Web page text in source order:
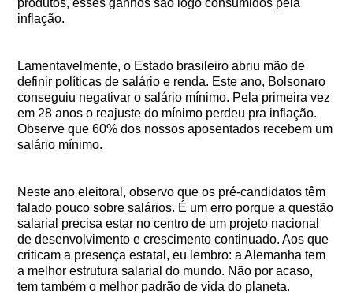
produtos, esses ganhos são logo consumidos pela
inflação.
Lamentavelmente, o Estado brasileiro abriu mão de
definir políticas de salário e renda. Este ano, Bolsonaro
conseguiu negativar o salário mínimo. Pela primeira vez
em 28 anos o reajuste do mínimo perdeu pra inflação.
Observe que 60% dos nossos aposentados recebem um
salário mínimo.
Neste ano eleitoral, observo que os pré-candidatos têm
falado pouco sobre salários. É um erro porque a questão
salarial precisa estar no centro de um projeto nacional
de desenvolvimento e crescimento continuado. Aos que
criticam a presença estatal, eu lembro: a Alemanha tem
a melhor estrutura salarial do mundo. Não por acaso,
tem também o melhor padrão de vida do planeta.